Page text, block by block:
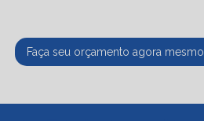
Faça seu orçamento agora mesmo